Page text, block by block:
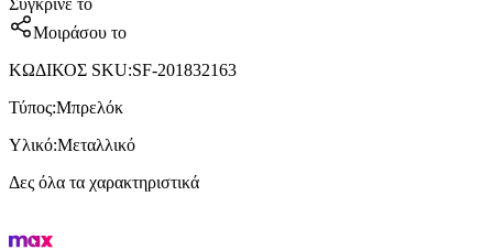
Μοιράσου το
ΚΩΔΙΚΟΣ SKU:SF-201832163
Τύπος:Μπρελόκ
Υλικό:Μεταλλικό
Δες όλα τα χαρακτηριστικά